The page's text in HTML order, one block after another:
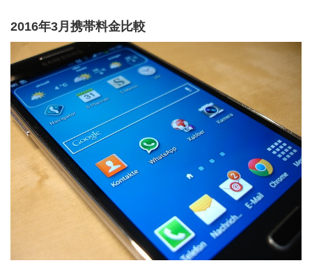
2016年3月携帯料金比較